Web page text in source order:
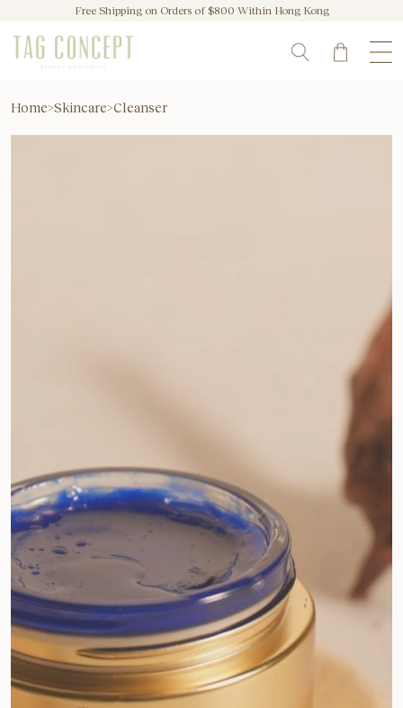
Free Shipping on Orders of $800 Within Hong Kong
Home>Skincare>Cleanser